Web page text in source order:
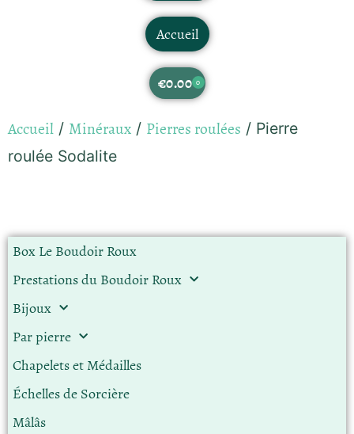
Accueil
€0.00 0
Accueil / Minéraux / Pierres roulées / Pierre
roulée Sodalite
Box Le Boudoir Roux
Prestations du Boudoir Roux
Bijoux
Par pierre
Chapelets et Médailles
Échelles de Sorcière
Mâlâs